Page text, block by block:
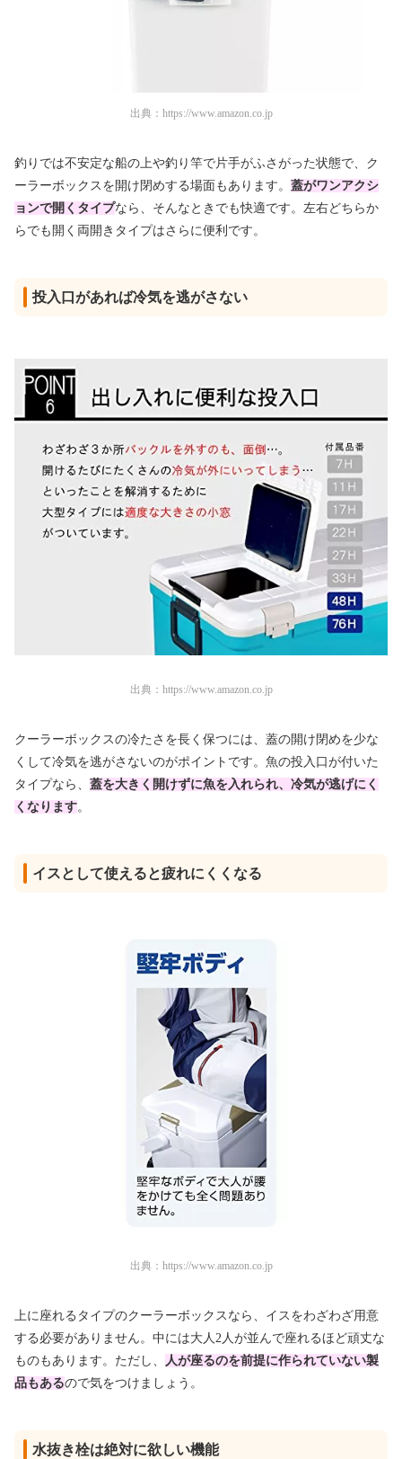
出典： https://www.amazon.co.jp
釣りでは不安定な船の上や釣り竿で片手がふさがった状態で、ク
ーラーボックスを開け閉めする場面もあります。 蓋がワンアクシ
ョンで開くタイプなら、そんなときでも快適です。左右どちらか
らでも開く両開きタイプはさらに便利です。
投入口があれば冷気を逃がさない
出典： https://www.amazon.co.jp
クーラーボックスの冷たさを長く保つには、蓋の開け閉めを少な
くして冷気を逃がさないのがポイントです。魚の投入口が付いた
タイプなら、 蓋を大きく開けずに魚を入れられ、冷気が逃げにく
くなります。
イスとして使えると疲れにくくなる
出典： https://www.amazon.co.jp
上に座れるタイプのクーラーボックスなら、イスをわざわざ用意
する必要がありません。中には大人2人が並んで座れるほど頑丈な
ものもあります。ただし、
人が座るのを前提に作られていない製
品もあるので気をつけましょう。
水抜き栓は絶対に欲しい機能